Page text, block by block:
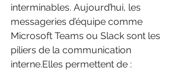
interminables. Aujourd’hui, les
messageries d’équipe comme
Microsoft Teams ou Slack sont les
piliers de la communication
interne.Elles permettent de :